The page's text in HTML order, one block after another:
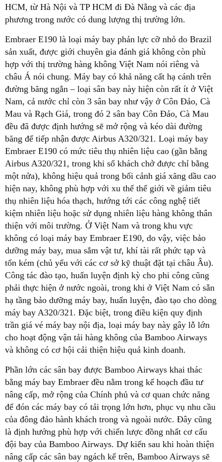
HCM, từ Hà Nội và TP HCM đi Đà Nẵng và các địa
phương trong nước có dung lượng thị trường lớn.
Embraer E190 là loại máy bay phản lực cỡ nhỏ do Brazil
sản xuất, được giới chuyên gia đánh giá không còn phù
hợp với thị trường hàng không Việt Nam nói riêng và
châu Á nói chung. Máy bay có khả năng cất hạ cánh trên
đường băng ngắn – loại sân bay này hiện còn rất ít ở Việt
Nam, cả nước chỉ còn 3 sân bay như vậy ở Côn Đảo, Cà
Mau và Rạch Giá, trong đó 2 sân bay Côn Đảo, Cà Mau
đều đã được định hướng sẽ mở rộng và kéo dài đường
băng để tiếp nhận được Airbus A320/321. Loại máy bay
Embraer E190 có mức tiêu thụ nhiên liệu cao (gần bằng
Airbus A320/321, trong khi số khách chở được chỉ bằng
một nửa), không hiệu quả trong bối cảnh giá xăng dầu cao
hiện nay, không phù hợp với xu thế thế giới về giảm tiêu
thụ nhiên liệu hóa thạch, hướng tới các công nghệ tiết
kiệm nhiên liệu hoặc sử dụng nhiên liệu hàng không thân
thiện với môi trường. Ở Việt Nam và trong khu vực
không có loại máy bay Embraer E190, do vậy, việc bảo
dưỡng máy bay, mua sắm vật tư, khí tài rất phức tạp và
tốn kém (chủ yếu với các cơ sở kỹ thuật đặt tại châu Âu).
Công tác đào tạo, huấn luyện định kỳ cho phi công cũng
phải thực hiện ở nước ngoài, trong khi ở Việt Nam có sẵn
hạ tầng bảo dưỡng máy bay, huấn luyện, đào tạo cho dòng
máy bay A320/321. Đặc biệt, trong điều kiện quy định
trần giá vé máy bay nội địa, loại máy bay này gây lỗ lớn
cho hoạt động vận tải hàng không của Bamboo Airways
và không có cơ hội cải thiện hiệu quả kinh doanh.
Phần lớn các sân bay được Bamboo Airways khai thác
bằng máy bay Embraer đều nằm trong kế hoạch đầu tư
nâng cấp, mở rộng của Chính phủ và cơ quan chức năng
để đón các máy bay có tải trọng lớn hơn, phục vụ nhu cầu
của đông đảo hành khách trong và ngoài nước. Đây cũng
là định hướng phù hợp với chiến lược đồng nhất cơ cấu
đội bay của Bamboo Airways. Dự kiến sau khi hoàn thiện
nâng cấp các sân bay ngách kể trên, Bamboo Airways sẽ